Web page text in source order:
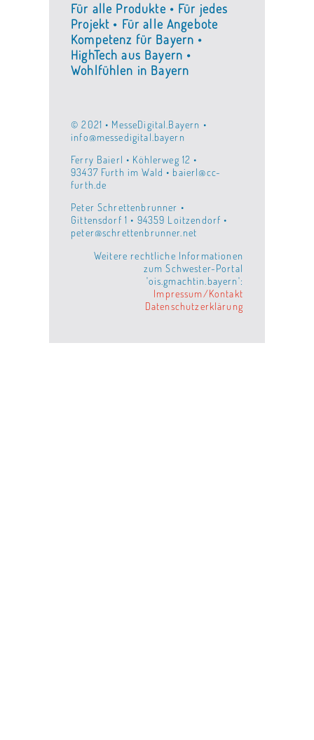
Für alle Produkte • Für jedes
Projekt • Für alle Angebote
Kompetenz für Bayern •
HighTech aus Bayern •
Wohlfühlen in Bayern
© 2021 • MesseDigital.Bayern •
info@messedigital.bayern
Ferry Baierl • Köhlerweg 12 •
93437 Furth im Wald • baierl@cc-
furth.de
Peter Schrettenbrunner •
Gittensdorf 1 • 94359 Loitzendorf •
peter@schrettenbrunner.net
Weitere rechtliche Informationen
zum Schwester-Portal
'ois.gmachtin.bayern':
Impressum/Kontakt
Datenschutzerklärung